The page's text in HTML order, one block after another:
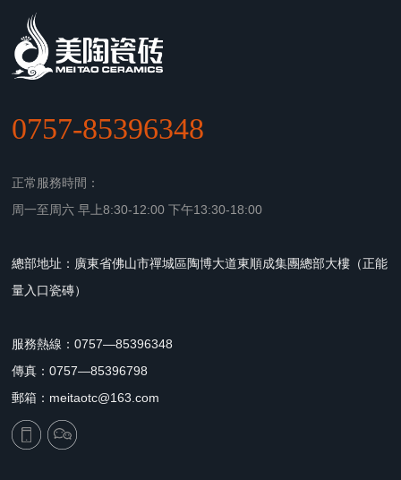
0757-85396348
正常服務時間：
周一至周六 早上8:30-12:00 下午13:30-18:00
總部地址：廣東省佛山市禪城區陶博大道東順成集團總部大樓（正能
量入口瓷磚）
服務熱線：0757—85396348
傳真：0757—85396798
郵箱：meitaotc@163.com